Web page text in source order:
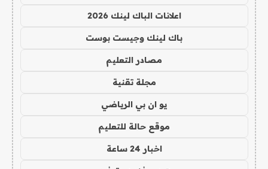
اعلانات الباك لينك 2026
باك لينك وجيست بوست
مصادر التعليم
مجلة تقنية
يو ان بي الرياضي
موقع حالة للتعليم
اخبار 24 ساعة